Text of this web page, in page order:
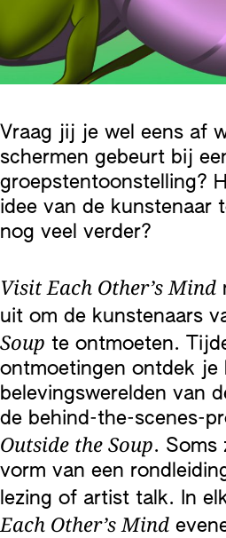
Vraag jij je wel eens af
schermen gebeurt bij
groepstentoonstelling?
idee van de kunstenaar
nog veel verder?
Visit Each Other’s Mind
uit om de kunstenaars
Soup te ontmoeten.
ontmoetingen ontdek je
belevingswerelden van
de behind-the-scenes-
Outside the Soup. Soms
vorm van een
lezing of artist talk. In
Each Other’s Mind